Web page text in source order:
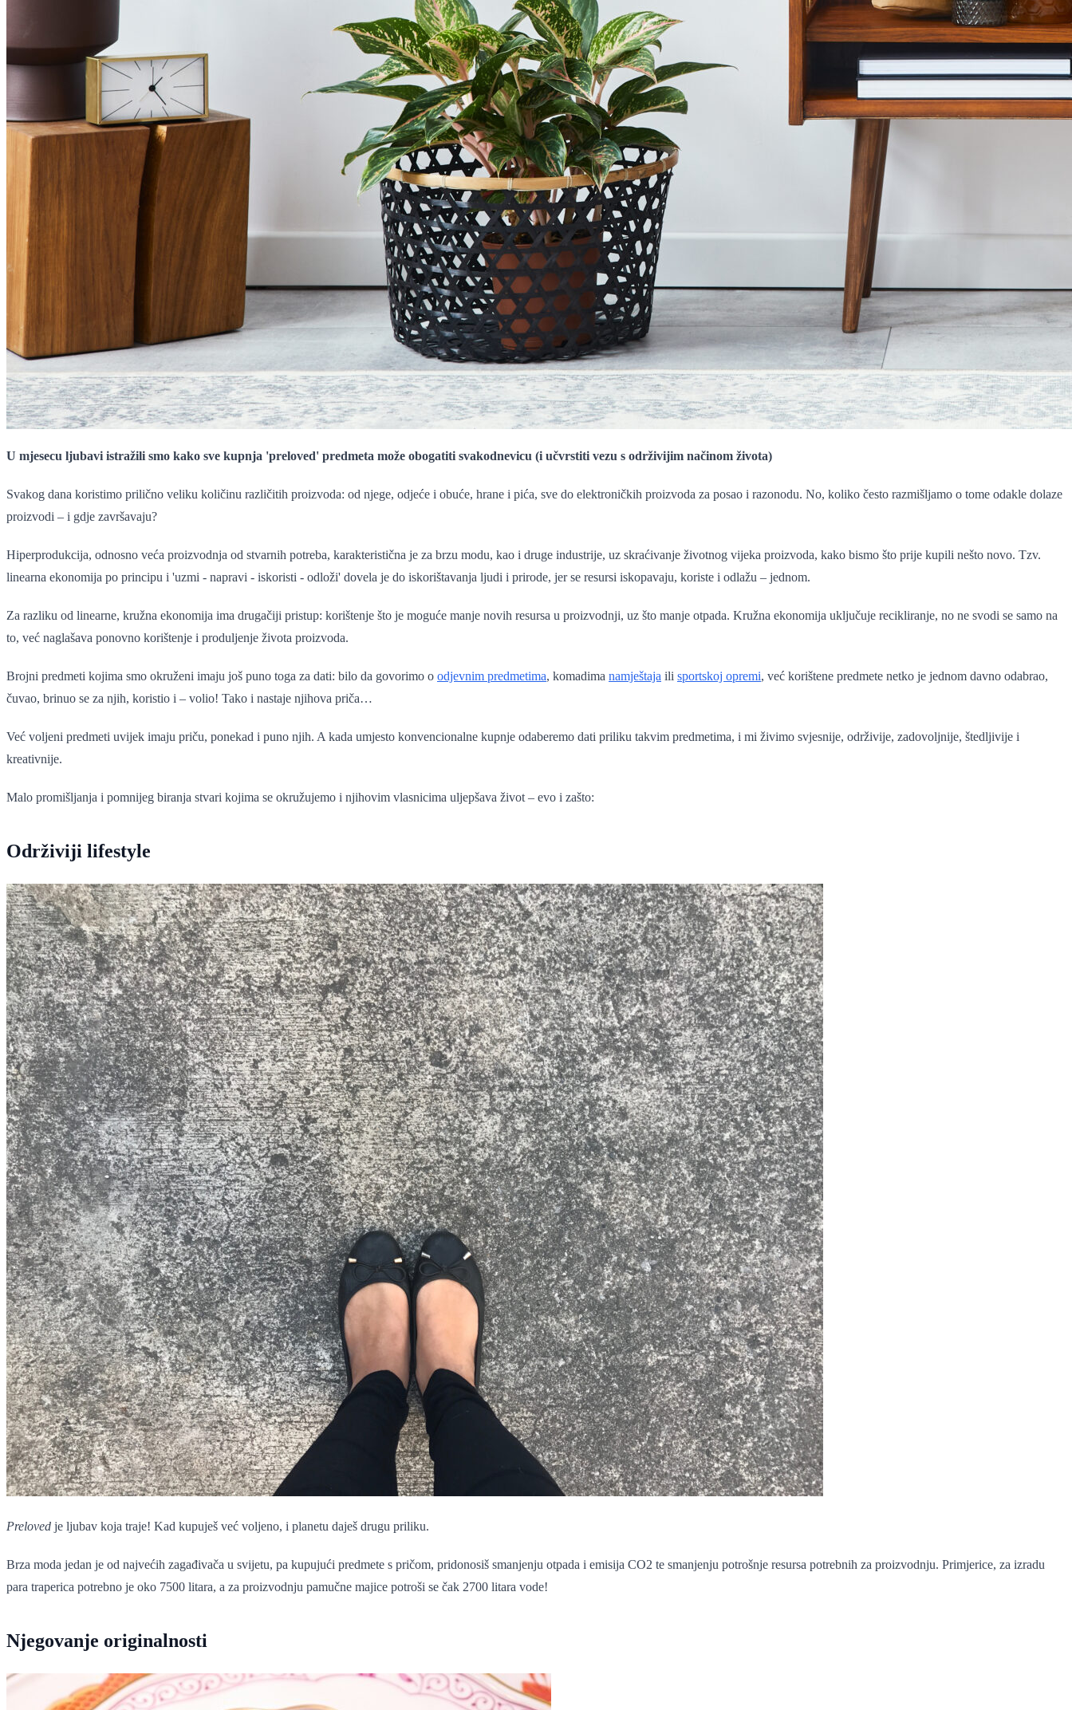
U mjesecu ljubavi istražili smo kako sve kupnja 'preloved' predmeta može obogatiti svakodnevicu (i učvrstiti vezu s održivijim načinom života)
Svakog dana koristimo prilično veliku količinu različitih proizvoda: od njege, odjeće i obuće, hrane i pića, sve do elektroničkih proizvoda za posao i razonodu. No, koliko često razmišljamo o tome odakle dolaze
proizvodi – i gdje završavaju?
Hiperprodukcija, odnosno veća proizvodnja od stvarnih potreba, karakteristična je za brzu modu, kao i druge industrije, uz skraćivanje životnog vijeka proizvoda, kako bismo što prije kupili nešto novo. Tzv.
linearna ekonomija po principu i 'uzmi - napravi - iskoristi - odloži' dovela je do iskorištavanja ljudi i prirode, jer se resursi iskopavaju, koriste i odlažu – jednom.
Za razliku od linearne, kružna ekonomija ima drugačiji pristup: korištenje što je moguće manje novih resursa u proizvodnji, uz što manje otpada. Kružna ekonomija uključuje recikliranje, no ne svodi se samo na
to, već naglašava ponovno korištenje i produljenje života proizvoda.
Brojni predmeti kojima smo okruženi imaju još puno toga za dati: bilo da govorimo o odjevnim predmetima, komadima namještaja ili sportskoj opremi, već korištene predmete netko je jednom davno odabrao,
čuvao, brinuo se za njih, koristio i – volio! Tako i nastaje njihova priča…
Već voljeni predmeti uvijek imaju priču, ponekad i puno njih. A kada umjesto konvencionalne kupnje odaberemo dati priliku takvim predmetima, i mi živimo svjesnije, održivije, zadovoljnije, štedljivije i
kreativnije.
Malo promišljanja i pomnijeg biranja stvari kojima se okružujemo i njihovim vlasnicima uljepšava život – evo i zašto:
Održiviji lifestyle
Preloved je ljubav koja traje! Kad kupuješ već voljeno, i planetu daješ drugu priliku.
Brza moda jedan je od najvećih zagađivača u svijetu, pa kupujući predmete s pričom, pridonosiš smanjenju otpada i emisija CO2 te smanjenju potrošnje resursa potrebnih za proizvodnju. Primjerice, za izradu
para traperica potrebno je oko 7500 litara, a za proizvodnju pamučne majice potroši se čak 2700 litara vode!
Njegovanje originalnosti